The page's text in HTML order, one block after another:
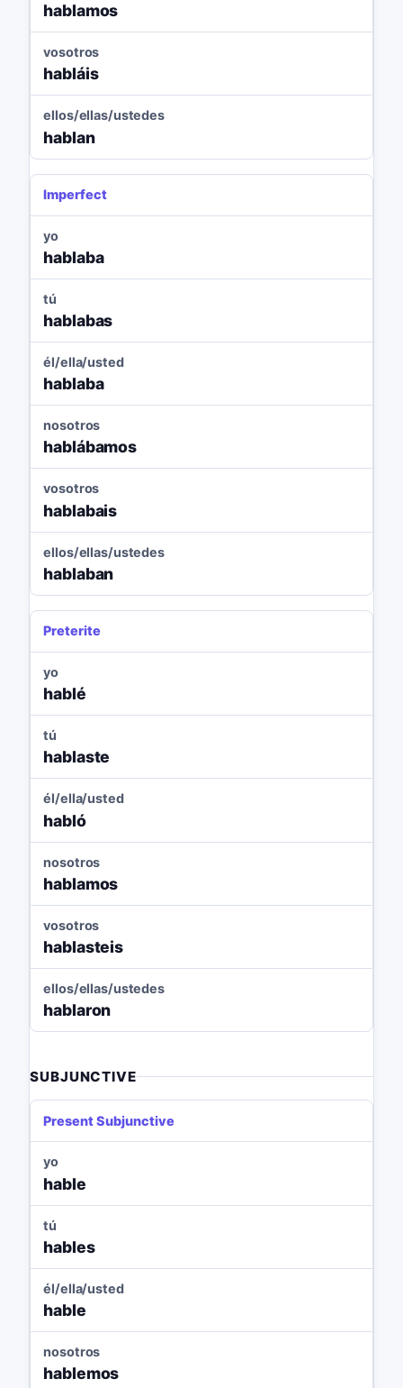
hablamos
vosotros
habláis
ellos/ellas/ustedes
hablan
Imperfect
yo
hablaba
tú
hablabas
él/ella/usted
hablaba
nosotros
hablábamos
vosotros
hablabais
ellos/ellas/ustedes
hablaban
Preterite
yo
hablé
tú
hablaste
él/ella/usted
habló
nosotros
hablamos
vosotros
hablasteis
ellos/ellas/ustedes
hablaron
SUBJUNCTIVE
Present Subjunctive
yo
hable
tú
hables
él/ella/usted
hable
nosotros
hablemos